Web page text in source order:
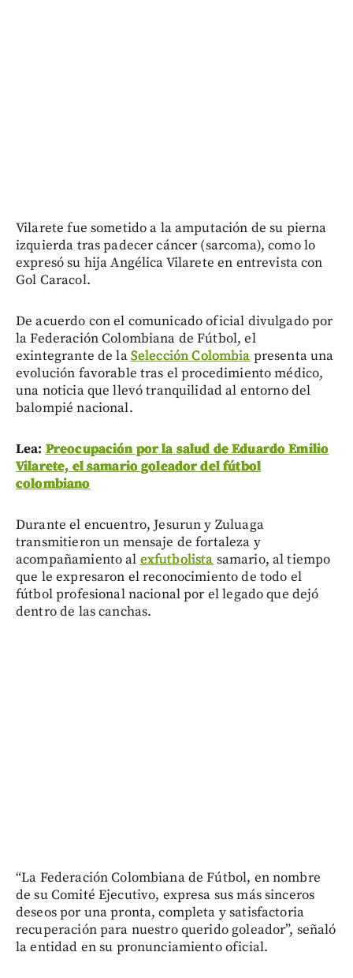
Vilarete fue sometido a la amputación de su pierna
izquierda tras padecer cáncer (sarcoma), como lo
expresó su hija Angélica Vilarete en entrevista con
Gol Caracol.
De acuerdo con el comunicado oficial divulgado por
la Federación Colombiana de Fútbol, el
exintegrante de laSelección Colombia presenta una
evolución favorable tras el procedimiento médico,
una noticia que llevó tranquilidad al entorno del
balompié nacional.
Lea: Preocupación por la salud de Eduardo Emilio
Vilarete, el samario goleador del fútbol
colombiano
Durante el encuentro, Jesurun y Zuluaga
transmitieron un mensaje de fortaleza y
acompañamiento al exfutbolista samario, al tiempo
que le expresaron el reconocimiento de todo el
fútbol profesional nacional por el legado que dejó
dentro de las canchas.
“La Federación Colombiana de Fútbol, en nombre
de su Comité Ejecutivo, expresa sus más sinceros
deseos por una pronta, completa y satisfactoria
recuperación para nuestro querido goleador”, señaló
la entidad en su pronunciamiento oficial.